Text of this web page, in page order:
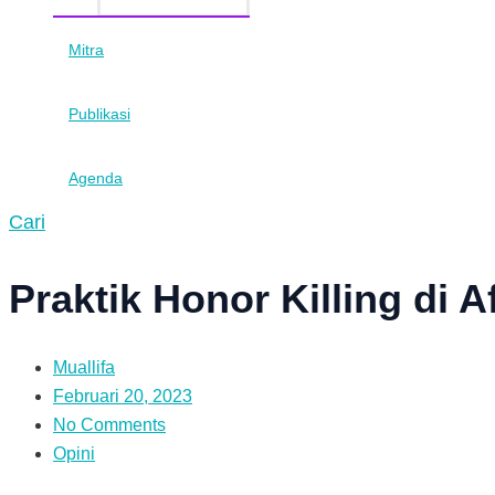
Mitra
Publikasi
Agenda
Cari
Praktik Honor Killing di
Muallifa
Februari 20, 2023
No Comments
Opini